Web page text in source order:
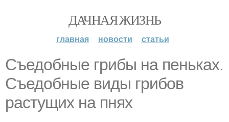
ДАЧНАЯ ЖИЗНЬ
главная новости статьи
Съедобные грибы на пеньках.
Съедобные виды грибов
растущих на пнях